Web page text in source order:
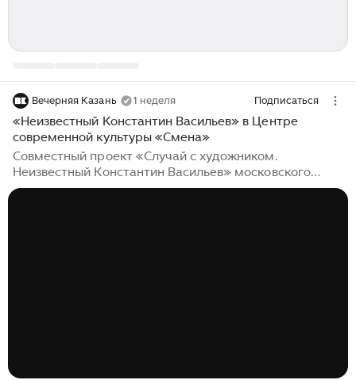
Вечерняя Казань 1 неделя Подписаться
«Неизвестный Константин Васильев» в Центре
современной культуры «Смена»
Совместный проект «Случай с художником.
Неизвестный Константин Васильев» московского
Центра Вознесенского и казанского ЦСК «Смена»